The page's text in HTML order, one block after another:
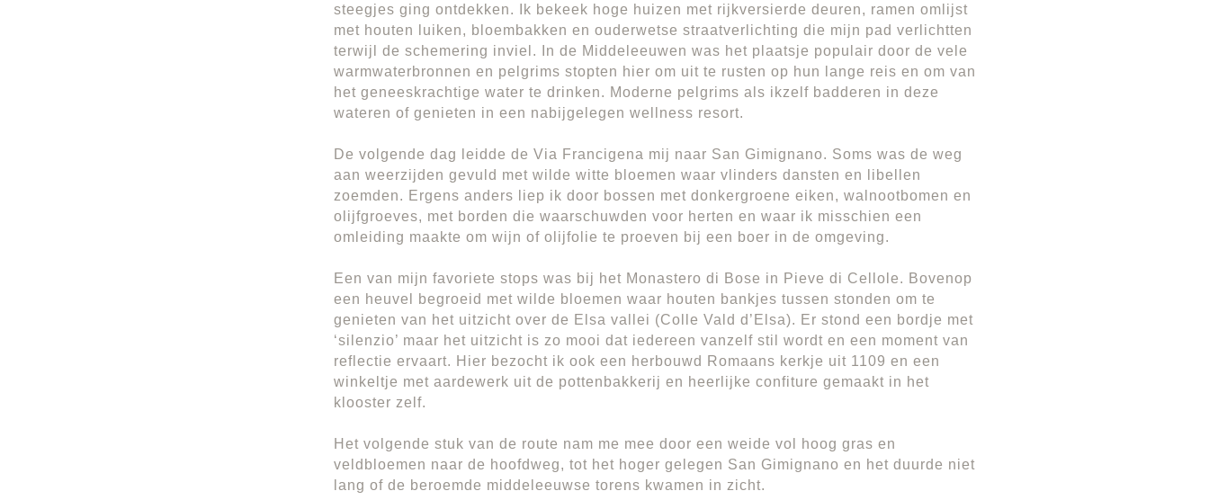
steegjes ging ontdekken. Ik bekeek hoge huizen met rijkversierde deuren, ramen omlijst
met houten luiken, bloembakken en ouderwetse straatverlichting die mijn pad verlichtten
terwijl de schemering inviel. In de Middeleeuwen was het plaatsje populair door de vele
warmwaterbronnen en pelgrims stopten hier om uit te rusten op hun lange reis en om van
het geneeskrachtige water te drinken. Moderne pelgrims als ikzelf badderen in deze
wateren of genieten in een nabijgelegen wellness resort.
De volgende dag leidde de Via Francigena mij naar San Gimignano. Soms was de weg
aan weerzijden gevuld met wilde witte bloemen waar vlinders dansten en libellen
zoemden. Ergens anders liep ik door bossen met donkergroene eiken, walnootbomen en
olijfgroeves, met borden die waarschuwden voor herten en waar ik misschien een
omleiding maakte om wijn of olijfolie te proeven bij een boer in de omgeving.
Een van mijn favoriete stops was bij het Monastero di Bose in Pieve di Cellole. Bovenop
een heuvel begroeid met wilde bloemen waar houten bankjes tussen stonden om te
genieten van het uitzicht over de Elsa vallei (Colle Vald d’Elsa). Er stond een bordje met
‘silenzio’ maar het uitzicht is zo mooi dat iedereen vanzelf stil wordt en een moment van
reflectie ervaart. Hier bezocht ik ook een herbouwd Romaans kerkje uit 1109 en een
winkeltje met aardewerk uit de pottenbakkerij en heerlijke confiture gemaakt in het
klooster zelf.
Het volgende stuk van de route nam me mee door een weide vol hoog gras en
veldbloemen naar de hoofdweg, tot het hoger gelegen San Gimignano en het duurde niet
lang of de beroemde middeleeuwse torens kwamen in zicht.